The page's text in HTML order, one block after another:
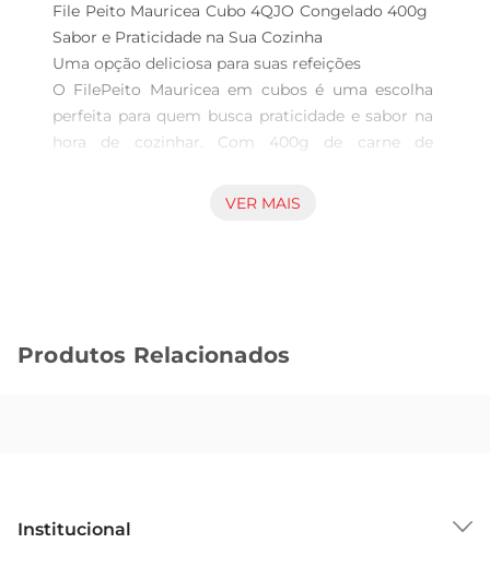
File Peito Mauricea Cubo 4QJO Congelado 400g
Sabor e Praticidade na Sua Cozinha
Uma opção deliciosa para suas refeições
O FilePeito Mauricea em cubos é uma escolha
perfeita para quem busca praticidade e sabor na
hora de cozinhar. Com 400g de carne de
variedade de pratos, desde saladas até ensopados.
qualidade da carne, preservando seu sabor e
Versatilidade na cozinha
VER MAIS
Produtos Relacionados
Institucional